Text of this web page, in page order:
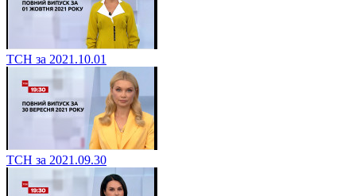
ТСН за 2021.10.01
ТСН за 2021.09.30